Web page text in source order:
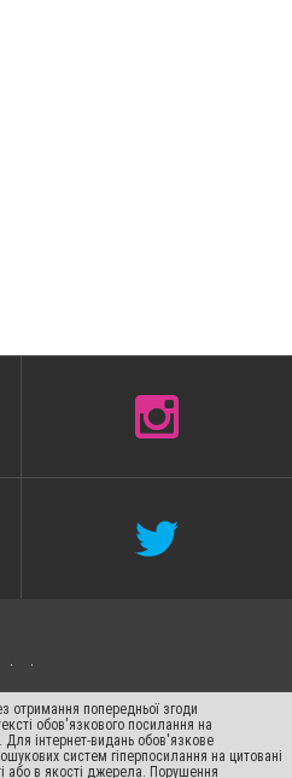
отримання попередньої згоди
обов'язкового посилання на
інтернет-видань обов'язкове
систем гіперпосилання на цитовані
або в якості джерела. Порушення